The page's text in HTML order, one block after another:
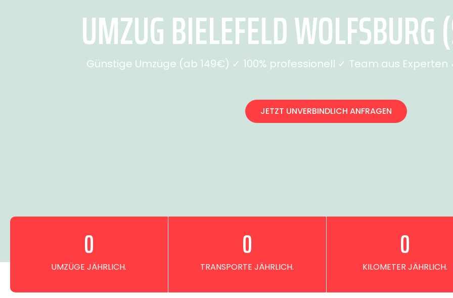
UMZUG BIELEFELD
Günstige Umzüge (ab 149€) ✓ 100% professionell ✓ Team aus
JETZT UNVERBINDLICH ANFRAGEN
UMZÜGE JÄHRLICH.
0
TRANSPORTE JÄHRLICH.
0
KILOMETER JÄHRLICH.
0